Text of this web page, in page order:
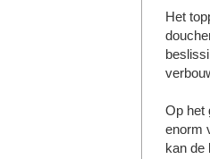
Het
Op het
enorm
kan de